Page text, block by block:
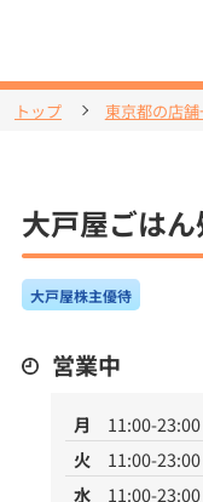
トップ 東京都の店
大戸屋ごは
大戸屋株主優待
営業中
月
11:00-23:00
火
11:00-23:00
水
11:00-23:00